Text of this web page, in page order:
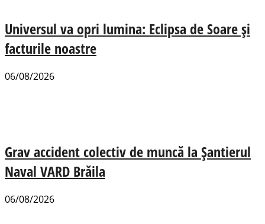
Universul va opri lumina: Eclipsa de Soare și
facturile noastre
06/08/2026
Grav accident colectiv de muncă la Șantierul
Naval VARD Brăila
06/08/2026